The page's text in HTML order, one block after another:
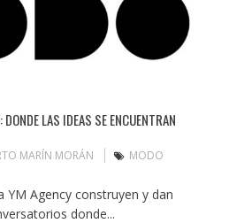
LAS IDEAS SE ENCUENTRAN
MARÍN MORÁN
MODO
Agency construyen y dan
donde...